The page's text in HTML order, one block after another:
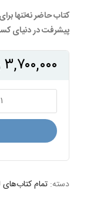
کتاب حاضر نه‌تنها
پیشرفت در دنیای
۳,۷۰۰,۰۰۰
و
وظایف
مدیر
دسته: تمام